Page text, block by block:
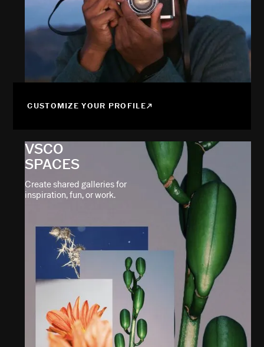
CUSTOMIZE YOUR PROFILE
VSCO
SPACES
Create shared galleries for
inspiration, fun, or work.